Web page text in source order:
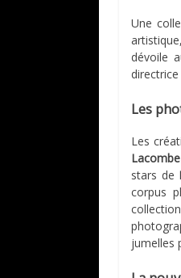
Une
artistique,
dévoile
Les
Les
Lacombe
stars de
corpus
jumelles